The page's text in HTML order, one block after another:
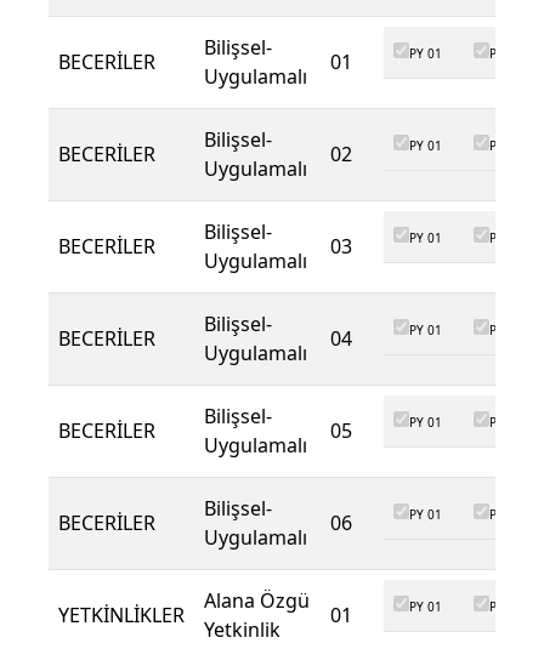
BECERİLER
Bilişsel-
Uygulamalı
01 PY 01 PY 02
BECERİLER
Bilişsel-
Uygulamalı
02 PY 01 PY 02
BECERİLER
Bilişsel-
Uygulamalı
03 PY 01 PY 02
BECERİLER
Bilişsel-
Uygulamalı
04 PY 01 PY 02
BECERİLER
Bilişsel-
Uygulamalı
05 PY 01 PY 02
BECERİLER
Bilişsel-
Uygulamalı
06 PY 01 PY 02
YETKİNLİKLER
Alana Özgü
Yetkinlik
01 PY 01 PY 02